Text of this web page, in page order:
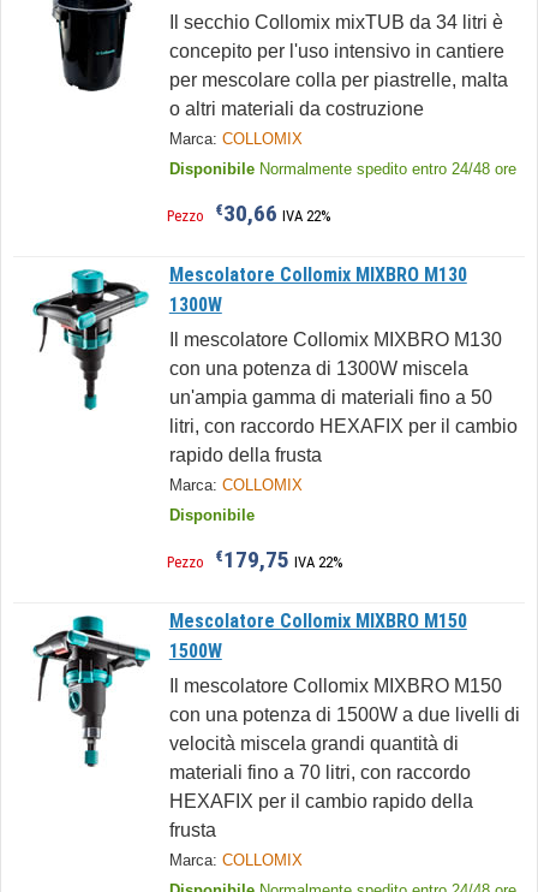
Il secchio Collomix mixTUB da 34 litri è
concepito per l'uso intensivo in cantiere
per mescolare colla per piastrelle, malta
o altri materiali da costruzione
Marca: COLLOMIX
Disponibile Normalmente spedito entro 24/48 ore
Pezzo €30,66 IVA 22%
Mescolatore Collomix MIXBRO M130
1300W
Il mescolatore Collomix MIXBRO M130
con una potenza di 1300W miscela
un'ampia gamma di materiali fino a 50
litri, con raccordo HEXAFIX per il cambio
rapido della frusta
Marca: COLLOMIX
Disponibile
Pezzo €179,75 IVA 22%
Mescolatore Collomix MIXBRO M150
1500W
Il mescolatore Collomix MIXBRO M150
con una potenza di 1500W a due livelli di
velocità miscela grandi quantità di
materiali fino a 70 litri, con raccordo
HEXAFIX per il cambio rapido della
frusta
Marca: COLLOMIX